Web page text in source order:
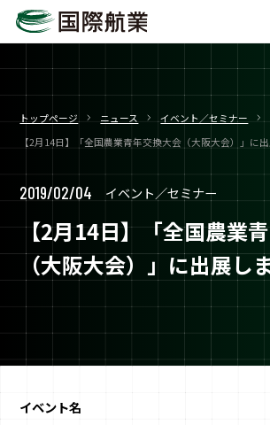
トップページ ニュース イベント／セミナー
【2月14日】「全国農業青年交換大会（大阪大会）」に
2019/02/04 イベント／セミナー
【2月14日】「全国農業
（大阪大会）」に出展し
イベント名